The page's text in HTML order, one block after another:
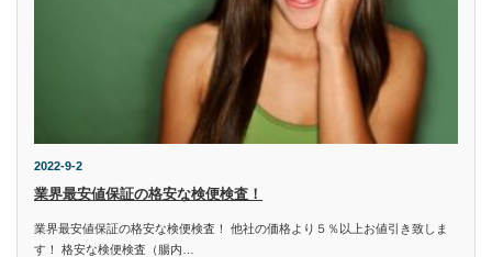
2022-9-2
業界最安値保証の格安な検便検査！
業界最安値保証の格安な検便検査！ 他社の価格より５％以上お値引き致しま
す！ 格安な検便検査（腸内…